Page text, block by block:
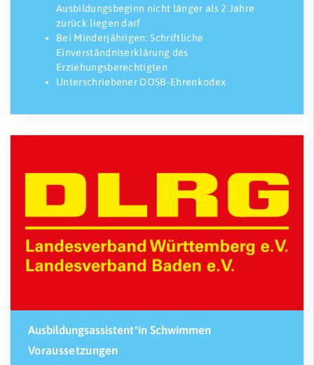
Ausbildungsbeginn nicht länger als 2 Jahre
zurück liegen darf
Bei Minderjährigen: Schriftliche
Einverständniserklärung des
Erziehungsberechtigten
Unterschriebener DOSB-Ehrenkodex
Ausbildungsassistent*in Schwimmen
Voraussetzungen